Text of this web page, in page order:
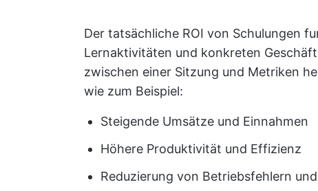
Der tatsächliche ROI von Schulungen
Lernaktivitäten und konkreten
zwischen einer Sitzung und Metriken
wie zum Beispiel:
Steigende Umsätze und Einnahmen
Höhere Produktivität und Effizienz
Reduzierung von Betriebsfehlern